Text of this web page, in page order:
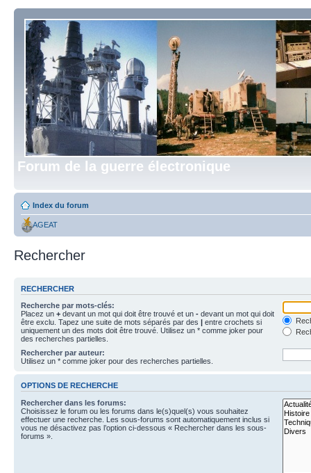
Forum de la guerre électronique
Index du forum
AGEAT
Rechercher
RECHERCHER
Recherche par mots-clés:
Placez un + devant un mot qui doit être trouvé et un - devant un mot qui doit
être exclu. Tapez une suite de mots séparés par des | entre crochets si
uniquement un des mots doit être trouvé. Utilisez un * comme joker pour
des recherches partielles.
Rechercher par auteur:
Utilisez un * comme joker pour des recherches partielles.
OPTIONS DE RECHERCHE
Rechercher dans les forums:
Choisissez le forum ou les forums dans le(s)quel(s) vous souhaitez
effectuer une recherche. Les sous-forums sont automatiquement inclus si
vous ne désactivez pas l’option ci-dessous « Rechercher dans les sous-
forums ».